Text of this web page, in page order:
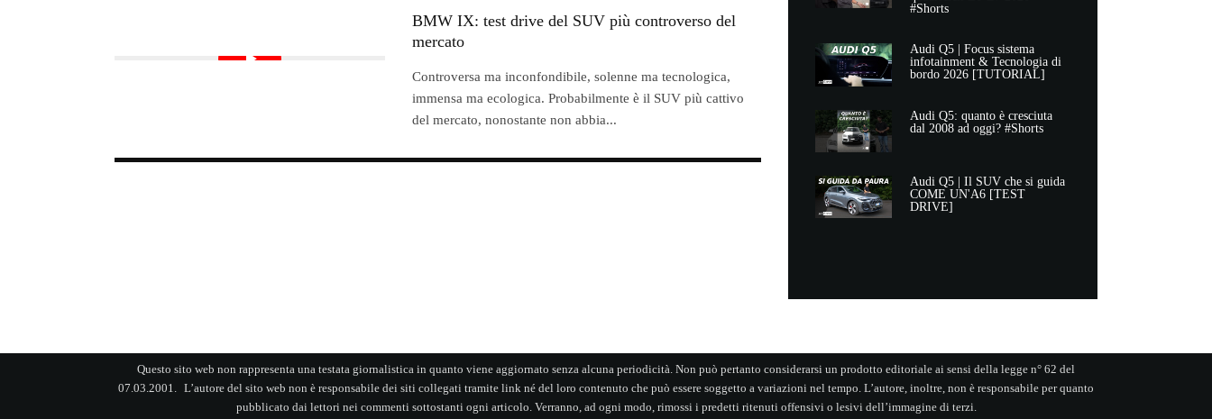
BMW IX: test drive del SUV più controverso del
mercato
Controversa ma inconfondibile, solenne ma tecnologica,
immensa ma ecologica. Probabilmente è il SUV più cattivo
del mercato, nonostante non abbia...
#Shorts
Audi Q5 | Focus sistema
infotainment & Tecnologia di
bordo 2026 [TUTORIAL]
Audi Q5: quanto è cresciuta
dal 2008 ad oggi? #Shorts
Audi Q5 | Il SUV che si guida
COME UN'A6 [TEST
DRIVE]
Questo sito web non rappresenta una testata giornalistica in quanto viene aggiornato senza alcuna periodicità. Non può pertanto considerarsi un prodotto editoriale ai sensi della legge n° 62 del
07.03.2001. L’autore del sito web non è responsabile dei siti collegati tramite link né del loro contenuto che può essere soggetto a variazioni nel tempo. L’autore, inoltre, non è responsabile per quanto
pubblicato dai lettori nei commenti sottostanti ogni articolo. Verranno, ad ogni modo, rimossi i predetti ritenuti offensivi o lesivi dell’immagine di terzi.